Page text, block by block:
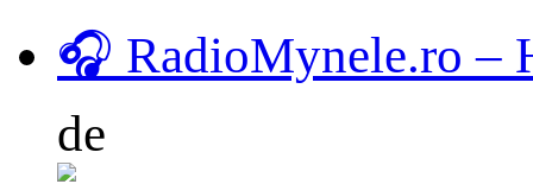
🎧 RadioMynele.ro –
de